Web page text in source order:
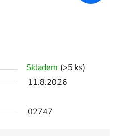
Skladem (>5 ks)
11.8.2026
02747